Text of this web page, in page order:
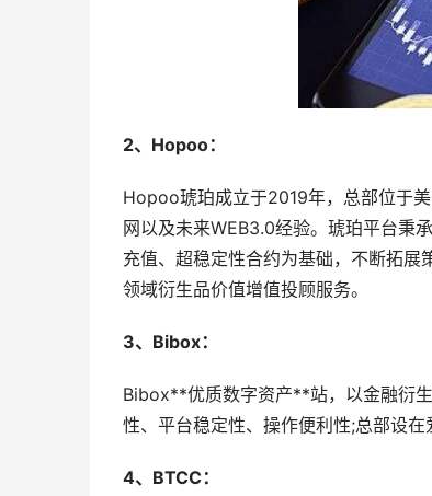
2、Hopoo：
Hopoo琥珀成立于2019年，总部位于
网以及未来WEB3.0经验。琥珀平台秉
充值、超稳定性合约为基础，不断拓
领域衍生品价值增值投顾服务。
3、Bibox：
Bibox**优质数字资产**站，以金融衍
性、平台稳定性、操作便利性;总部设在
4、BTCC：